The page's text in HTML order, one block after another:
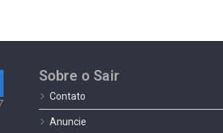
Sobre o Sair
Contato
Anuncie